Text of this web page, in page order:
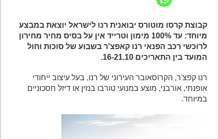
קבוצת קרסו מוטורס יבואנית רנו לישראל יוצאת במבצע
מיוחד: עד 100% מימון וטרייד אין על בסיס מחיר מחירון
לרוכשי רכב הפנאי רנו קאפצ'ר בשבוע של סוכות וחול
המועד בין התאריכים 16-21.10.
רנו קפצ'ר, הקרוסאובר העירוני של רנו, בעל עיצוב ייחודי
אופנתי, אורבני, מוצע במנועי טורבו בנזין או דיזל חסכוניים
במיוחד.